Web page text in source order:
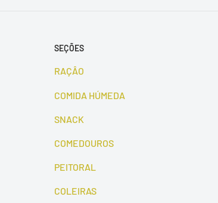
SEÇÕES
RAÇÂO
COMIDA HÚMEDA
SNACK
COMEDOUROS
PEITORAL
COLEIRAS